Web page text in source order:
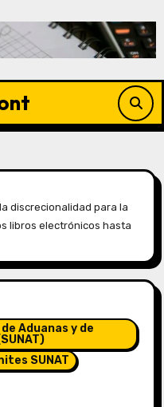
la discrecionalidad para la
libros electrónicos hasta
Aduanas y de
SUNAT